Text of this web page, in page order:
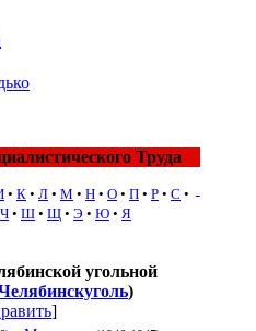
Труда
• К • Л • М • Н • О • П • Р • С •
Ч • Ш • Щ • Э • Ю • Я
угольной
)
]